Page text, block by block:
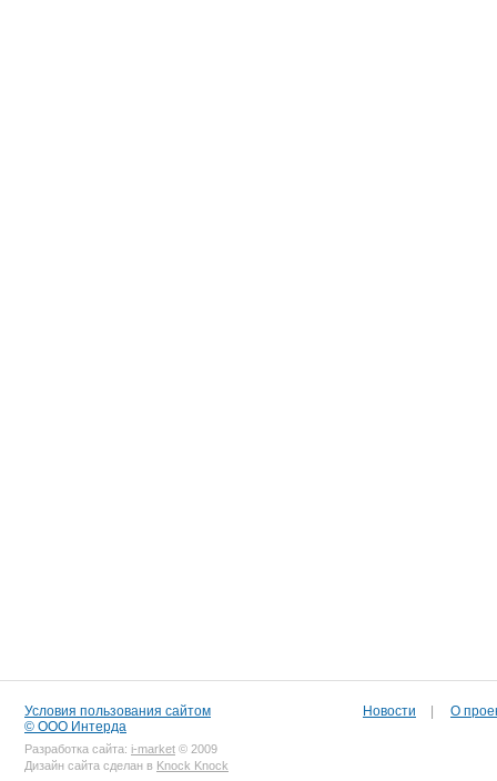
Условия пользования сайтом
© ООО Интерда
Разработка сайта: i-market © 2009
Дизайн сайта сделан в Knock Knock
Новости О